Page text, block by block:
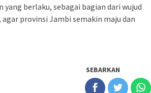
berlaku, sebagai bagian dari wujud
provinsi Jambi semakin maju dan
SEBARKAN